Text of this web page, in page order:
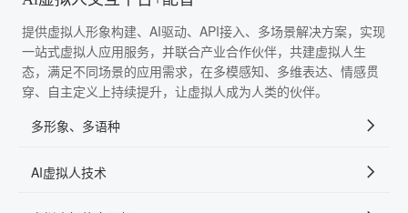
提供虚拟人形象构建、AI驱动、API接入、多场景解决方案，实现
一站式虚拟人应用服务，并联合产业合作伙伴，共建虚拟人生
态，满足不同场景的应用需求，在多模感知、多维表达、情感贯
穿、自主定义上持续提升，让虚拟人成为人类的伙伴。
多形象、多语种
AI虚拟人技术